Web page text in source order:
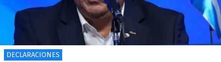
DECLARACIONES